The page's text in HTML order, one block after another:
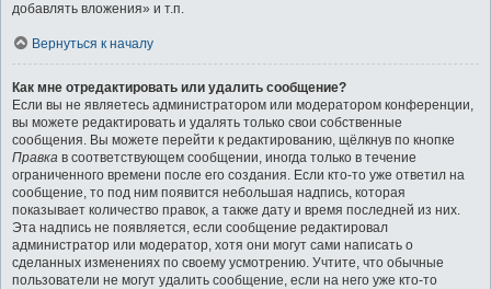
добавлять вложения» и т.п.
Вернуться к началу
Как мне отредактировать или удалить сообщение?
Если вы не являетесь администратором или модератором конференции,
вы можете редактировать и удалять только свои собственные
сообщения. Вы можете перейти к редактированию, щёлкнув по кнопке
Правка в соответствующем сообщении, иногда только в течение
ограниченного времени после его создания. Если кто-то уже ответил на
сообщение, то под ним появится небольшая надпись, которая
показывает количество правок, а также дату и время последней из них.
Эта надпись не появляется, если сообщение редактировал
администратор или модератор, хотя они могут сами написать о
сделанных изменениях по своему усмотрению. Учтите, что обычные
пользователи не могут удалить сообщение, если на него уже кто-то